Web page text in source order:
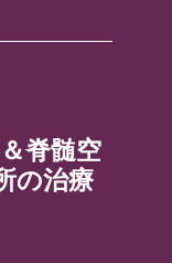
脊髄空
の治療